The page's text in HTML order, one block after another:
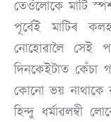
তেওঁলোকে মাটি
পূৰ্বেই মাটিৰ
নোহোৱালৈ সেই
দিনকেইটাত
কোনো ভয় নাথাকে
হিন্দু ধৰ্মাৱলম্বী